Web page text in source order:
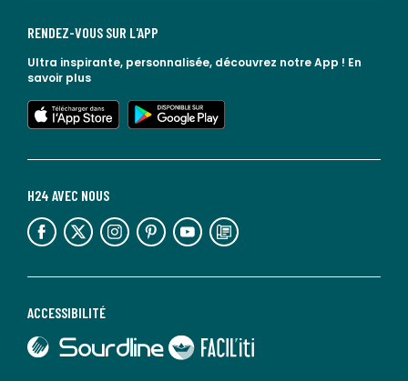
ACCESSIBILITÉ
lien vers Sourdline
lien vers Faciliti
H24 AVEC NOUS
lien vers l'espace réseaux sociaux lien vers l'espace réseaux sociaux lien vers l'espace réseaux sociaux lien vers l'espace réseaux sociaux lien vers l'espace réseaux sociaux lien vers le blog la redoute
RENDEZ-VOUS SUR L'APP
Ultra inspirante, personnalisée, découvrez notre App ! En
savoir plus
lien vers l'app store
lien vers google play